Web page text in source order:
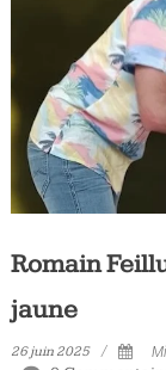
jours,
votre
actualité
vélo
et
Romain
jaune
26 juin 2025